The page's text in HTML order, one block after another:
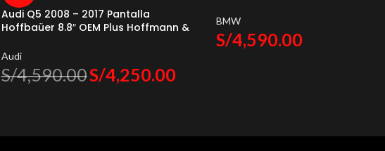
Audi Q5 2008 – 2017 Pantalla
Hoffbaüer 8.8″ OEM Plus Hoffmann &
Audi
S/4,590.00S/4,250.00
Baüer
BMW
S/4,590.00